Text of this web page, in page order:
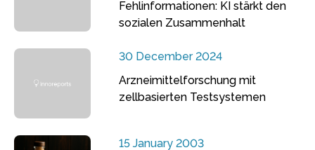
Fehlinformationen: KI stärkt den
sozialen Zusammenhalt
30 December 2024
Arzneimittelforschung mit
zellbasierten Testsystemen
15 January 2003